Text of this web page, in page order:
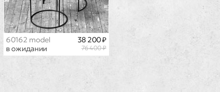
60162 model
в ожидании
76 400 ₽
38 200 ₽